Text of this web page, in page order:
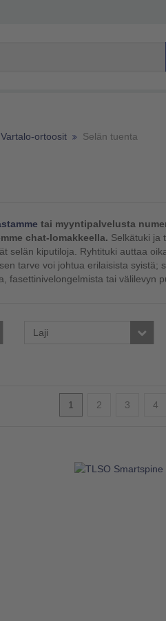
Vartalo-ortoosit Selän tuenta
tai myyntipalvelusta
chat-lomakkeella. Selkätuki ja
selän kiputiloja. Ryhtituki auttaa
tarve voi johtua erilaisista
fasettinivelongelmista tai välilevyn
Laji
1 2 3 4